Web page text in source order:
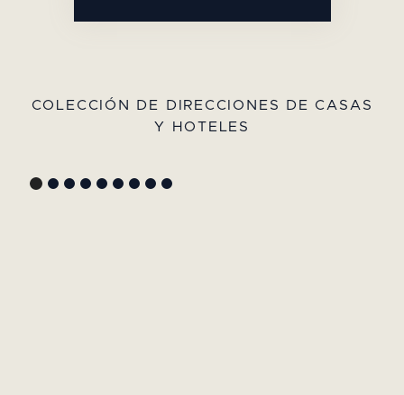
COLECCIÓN DE DIRECCIONES DE CASAS
Y HOTELES